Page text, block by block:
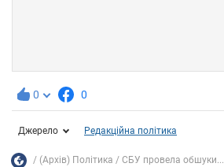
0 0
Джерело Редакційна політика
(Архів) Політика СБУ провела обшуки...